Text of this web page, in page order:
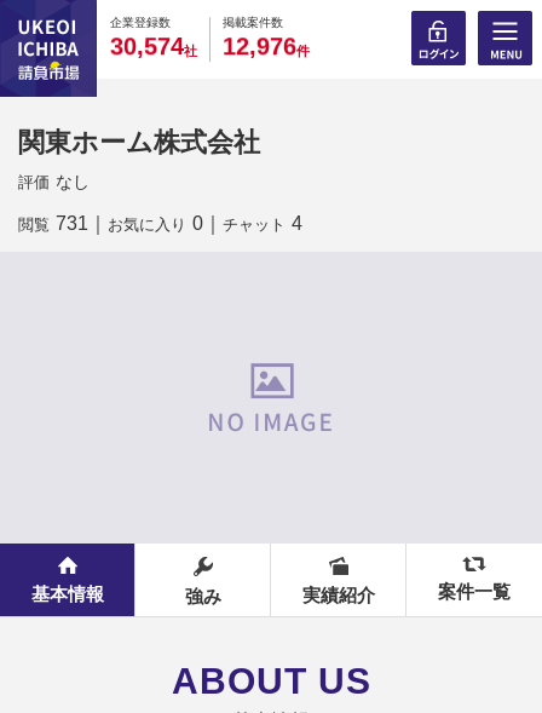
企業登録数
0
3
0
0,
0
5
0
74社
掲載案件数
0
1
0
2,
0
9
0
76件
関東ホーム株式会社
評価 なし
閲覧 731 お気に入り 0 チャット 4
基本情報 強み 実績紹介 案件一覧
ABOUT US